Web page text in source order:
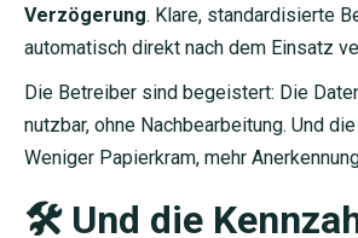
Verzögerung. Klare, standardisierte
automatisch direkt nach dem Einsatz
Die Betreiber sind begeistert: Die
nutzbar, ohne Nachbearbeitung. Und
Weniger Papierkram, mehr
🛠️ Und die